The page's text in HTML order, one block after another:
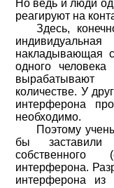
Но ведь и люди
реагируют на
Здесь,
накладывающая
одного
количестве. У
интерферона
необходимо.
Поэтому
бы заставили
интерферона.
интерферона из